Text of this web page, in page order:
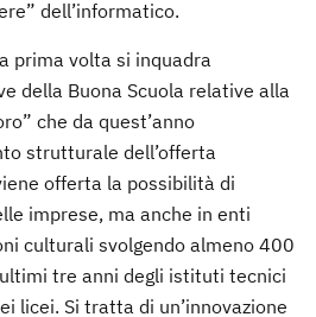
dell’informatico.
prima volta si inquadra
della Buona Scuola relative alla
che da quest’anno
strutturale dell’offerta
offerta la possibilità di
imprese, ma anche in enti
culturali svolgendo almeno 400
tre anni degli istituti tecnici
licei. Si tratta di un’innovazione